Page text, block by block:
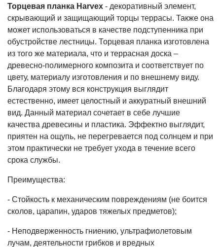
Торцевая планка Harvex - декоративный элемент,
скрывающий и защищающий торцы террасы. Также она
может использоваться в качестве подступенника при
обустройстве лестницы. Торцевая планка изготовлена
из того же материала, что и террасная доска –
древесно-полимерного композита и соответствует по
цвету, материалу изготовления и по внешнему виду.
Благодаря этому вся конструкция выглядит
естественно, имеет целостный и аккуратный внешний
вид. Данный материал сочетает в себе лучшие
качества древесины и пластика. Эффектно выглядит,
приятен на ощупь, не перегревается под солнцем и при
этом практически не требует ухода в течение всего
срока службы.
Преимущества:
- Стойкость к механическим повреждениям (не боится
сколов, царапин, ударов тяжелых предметов);
- Неподверженность гниению, ультрафиолетовым
лучам, деятельности грибков и вредных